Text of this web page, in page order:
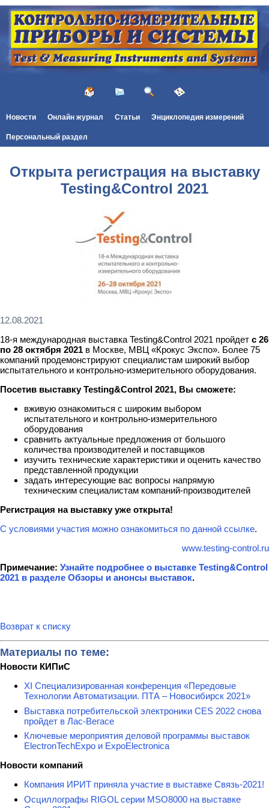
Новости Онлайн журнал Статьи Энциклопедия измерений
Персональный раздел
Открыта регистрация на выставку
Testing&Сontrol 2021
12.08.2021
18-я международная выставка Testing&Control 2021 пройдет с 26
по 28 октября 2021 в Москве, МВЦ «Крокус Экспо». Более 75
компаний продемонстрируют специалистам широкий выбор
испытательного и контрольно-измерительного оборудования.
Посетив выставку Testing&Control 2021, Вы сможете:
вживую ознакомиться с широким выбором
испытательного и контрольно-измерительного
оборудования
сравнить актуальные предложения от большого
количества производителей и поставщиков
изучить технические характеристики и оценить качество
представленной продукции
задать интересующие вас вопросы напрямую
техническим специалистам компаний-производителей
Регистрация на выставку уже открыта!
С условиями участия можно ознакомиться по данной ссылке.
www.testing-control.ru
Примечание: Узнайте подробнее о выставке Testing&Control
2021 в разделе Обзоры и анонсы выставок.
Возврат к списку
Материалы по теме:
Новости КИПиС
XI Специализированная конференция «Передовые
Технологии Автоматизации. ПТА – Новосибирск 2021»
Выставка потребительской электроники CES 2022 снова
пройдет в Лас-Вегасе
Ключевые мероприятия деловой программы выставок
ElectronTechExpo и ExpoElectronica
Новости компаний
Компания ИРИТ приняла участие в выставке Связь-2021!
Осциллографы RIGOL серии MSO8000 на выставке